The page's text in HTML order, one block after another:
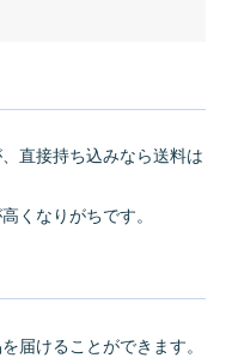
直接持ち込みなら送料は
くなりがちです。
届けることができます。